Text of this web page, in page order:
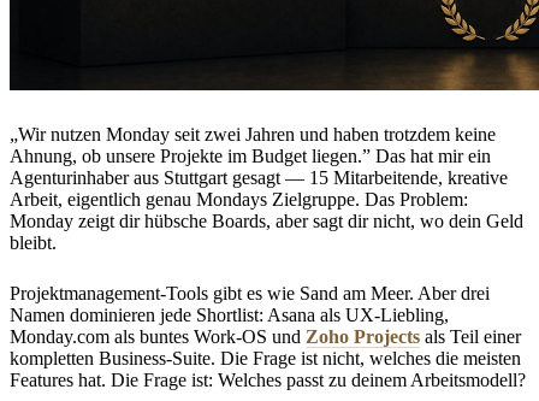
„Wir nutzen Monday seit zwei Jahren und haben trotzdem keine
Ahnung, ob unsere Projekte im Budget liegen.” Das hat mir ein
Agenturinhaber aus Stuttgart gesagt — 15 Mitarbeitende, kreative
Arbeit, eigentlich genau Mondays Zielgruppe. Das Problem:
Monday zeigt dir hübsche Boards, aber sagt dir nicht, wo dein Geld
bleibt.
Projektmanagement-Tools gibt es wie Sand am Meer. Aber drei
Namen dominieren jede Shortlist: Asana als UX-Liebling,
Monday.com als buntes Work-OS und Zoho Projects als Teil einer
kompletten Business-Suite. Die Frage ist nicht, welches die meisten
Features hat. Die Frage ist: Welches passt zu deinem Arbeitsmodell?